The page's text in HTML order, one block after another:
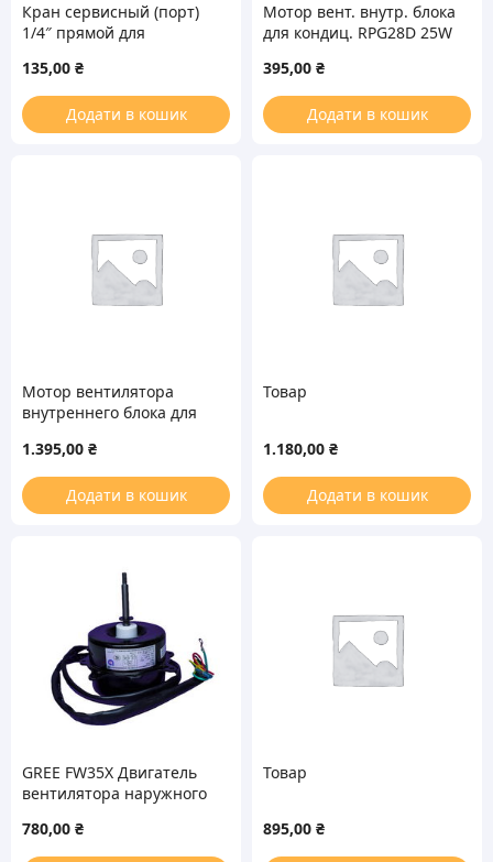
Кран сервисный (порт)
1/4″ прямой для
135,00 ₴
Додати в кошик
Мотор вент. внутр. блока
для кондиц. RPG28D 25W
8x59mm (против час.)
395,00 ₴
Додати в кошик
Мотор вентилятора
внутреннего блока для
15012466
1.395,00 ₴
Додати в кошик
Товар
1.180,00 ₴
Додати в кошик
GREE FW35X Двигатель
вентилятора наружного
780,00 ₴
Товар
895,00 ₴